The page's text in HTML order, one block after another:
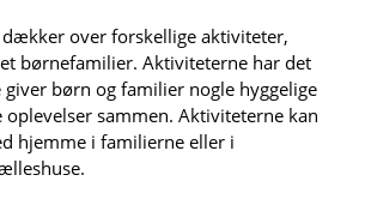
over forskellige aktiviteter,
børnefamilier. Aktiviteterne har det
børn og familier nogle hyggelige
oplevelser sammen. Aktiviteterne kan
hjemme i familierne eller i